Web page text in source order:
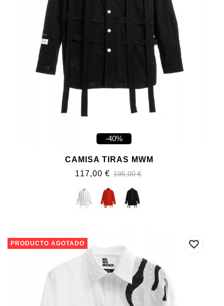
-40%
CAMISA TIRAS MWM
117,00 € 195,00 €
PRODUCTO AGOTADO